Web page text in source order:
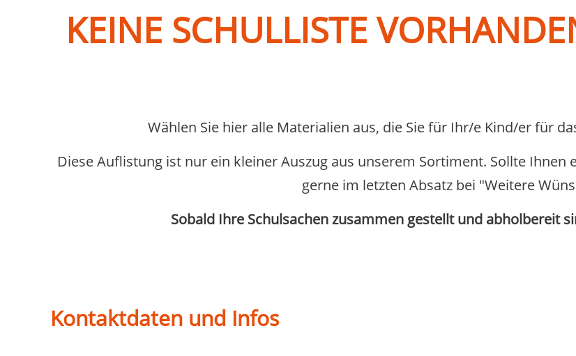
KEINE SCHULLISTE
Wählen Sie hier alle Materialien aus, die Sie für Ihr/e Kind/er für
Diese Auflistung ist nur ein kleiner Auszug aus unserem Sortiment. Sollte
gerne im letzten Absatz bei "Weitere
Sobald Ihre Schulsachen zusammen gestellt und abholbereit
Kontaktdaten und Infos